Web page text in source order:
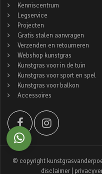
Kenniscentrum
Legservice
Projecten
Gratis stalen aanvragen
Verzenden en retourneren
Webshop kunstgras
Kunstgras voor in de tuin
Kunstgras voor sport en spel
Kunstgras voor balkon
Accessoires
© copyright
disclaimer